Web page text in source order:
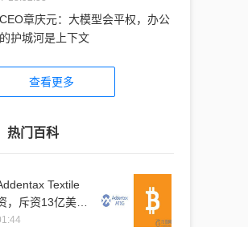
章庆元：大模型会平权，办公
护城河是上下文
查看更多
热门百科
Textile
，斥资13亿美元
币